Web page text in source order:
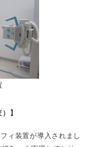
】
ィ装置が導入されまし